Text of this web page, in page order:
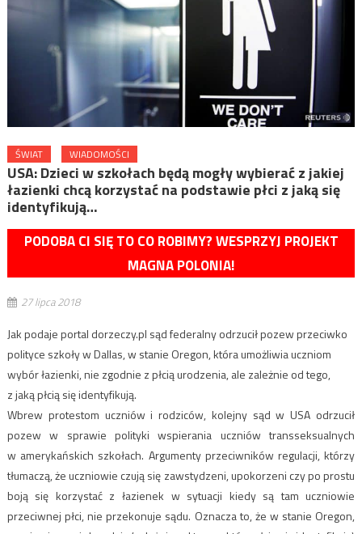
ŚWIAT WIADOMOŚCI
USA: Dzieci w szkołach będą mogły wybierać z jakiej
łazienki chcą korzystać na podstawie płci z jaką się
identyfikują…
PODOBA CI SIĘ TO CO ROBIMY? WESPRZYJ PROJEKT
MAGNA POLONIA!
27 lipca 2018
Jak podaje portal dorzeczy.pl sąd federalny odrzucił pozew przeciwko
polityce szkoły w Dallas, w stanie Oregon, która umożliwia uczniom
wybór łazienki, nie zgodnie z płcią urodzenia, ale zależnie od tego,
z jaką płcią się identyfikują.
Wbrew protestom uczniów i rodziców, kolejny sąd w USA odrzucił
pozew w sprawie polityki wspierania uczniów transseksualnych
w amerykańskich szkołach. Argumenty przeciwników regulacji, którzy
tłumaczą, że uczniowie czują się zawstydzeni, upokorzeni czy po prostu
boją się korzystać z łazienek w sytuacji kiedy są tam uczniowie
przeciwnej płci, nie przekonuje sądu. Oznacza to, że w stanie Oregon,